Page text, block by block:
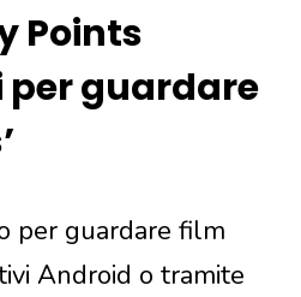
Points
guardare
per guardare film
Android o tramite